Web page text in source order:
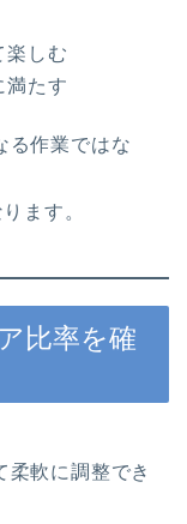
楽しむ
満たす
る作業ではな
ます。
比率を確
柔軟に調整でき